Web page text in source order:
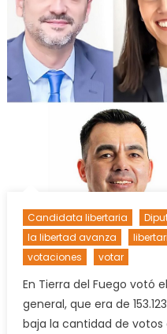
Candidata libertaria
la libertad avanza
votaciones
votar
En Tierra del Fuego votó
general, que era de
baja la cantidad de votos